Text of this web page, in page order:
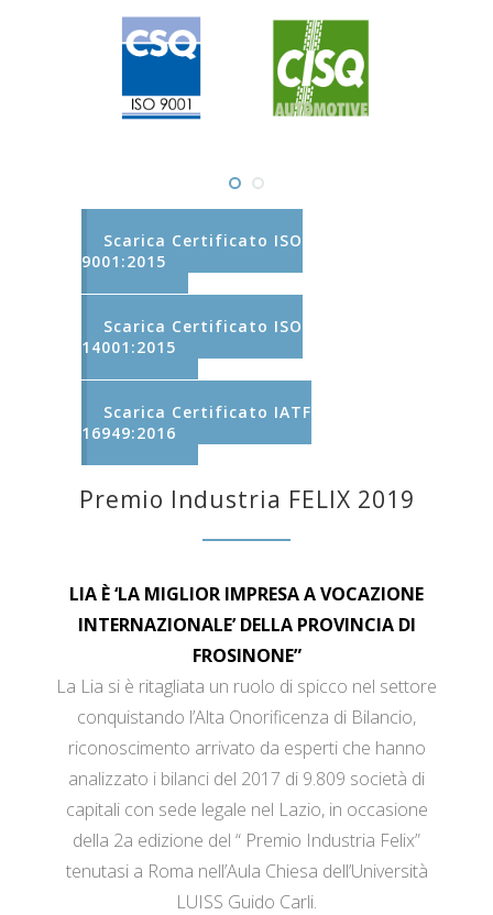
Scarica Certificato ISO
9001:2015
Scarica Certificato ISO
14001:2015
Scarica Certificato IATF
16949:2016
Premio Industria FELIX 2019
LIA È ‘LA MIGLIOR IMPRESA A VOCAZIONE
INTERNAZIONALE’ DELLA PROVINCIA DI
FROSINONE”
La Lia si è ritagliata un ruolo di spicco nel settore
conquistando l’Alta Onorificenza di Bilancio,
riconoscimento arrivato da esperti che hanno
analizzato i bilanci del 2017 di 9.809 società di
capitali con sede legale nel Lazio, in occasione
della 2a edizione del “ Premio Industria Felix”
tenutasi a Roma nell’Aula Chiesa dell’Università
LUISS Guido Carli.